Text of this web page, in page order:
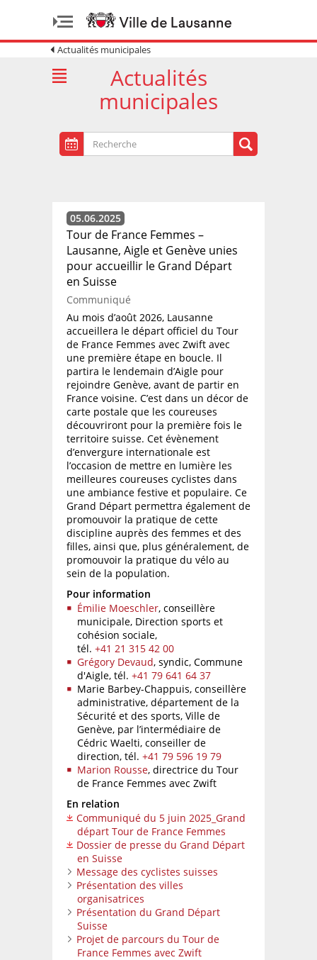
Actualités municipales
Actualités
municipales
05.06.2025
Tour de France Femmes –
Lausanne, Aigle et Genève unies
pour accueillir le Grand Départ
en Suisse
Communiqué
Au mois d’août 2026, Lausanne
accueillera le départ officiel du Tour
de France Femmes avec Zwift avec
une première étape en boucle. Il
partira le lendemain d’Aigle pour
rejoindre Genève, avant de partir en
France voisine. C’est dans un décor de
carte postale que les coureuses
découvriront pour la première fois le
territoire suisse. Cet évènement
d’envergure internationale est
l’occasion de mettre en lumière les
meilleures coureuses cyclistes dans
une ambiance festive et populaire. Ce
Grand Départ permettra également de
promouvoir la pratique de cette
discipline auprès des femmes et des
filles, ainsi que, plus généralement, de
promouvoir la pratique du vélo au
sein de la population.
Pour information
Émilie Moeschler, conseillère
municipale, Direction sports et
cohésion sociale,
tél. +41 21 315 42 00
Grégory Devaud, syndic, Commune
d'Aigle, tél. +41 79 641 64 37
Marie Barbey-Chappuis, conseillère
administrative, département de la
Sécurité et des sports, Ville de
Genève, par l’intermédiaire de
Cédric Waelti, conseiller de
direction, tél. +41 79 596 19 79
Marion Rousse, directrice du Tour
de France Femmes avec Zwift
En relation
Communiqué du 5 juin 2025_Grand
départ Tour de France Femmes
Dossier de presse du Grand Départ
en Suisse
Message des cyclistes suisses
Présentation des villes
organisatrices
Présentation du Grand Départ
Suisse
Projet de parcours du Tour de
France Femmes avec Zwift